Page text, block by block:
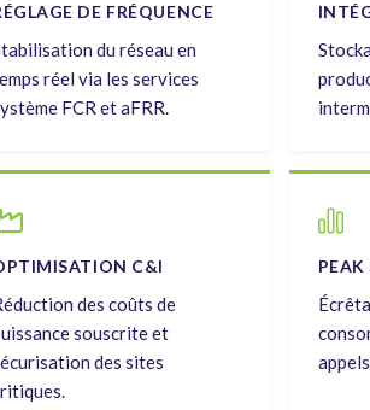
DE FRÉQUENCE
du réseau en
réel via les services
FCR et aFRR.
C&I
des coûts de
souscrite et
des sites